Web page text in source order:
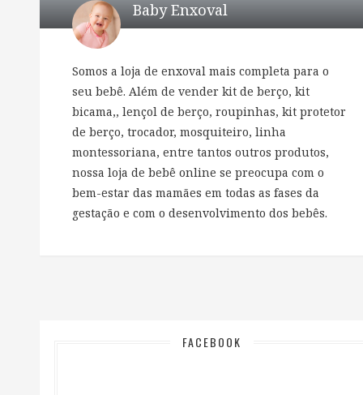
Baby Enxoval
Somos a loja de enxoval mais completa para o
seu bebê. Além de vender kit de berço, kit
bicama,, lençol de berço, roupinhas, kit protetor
de berço, trocador, mosquiteiro, linha
montessoriana, entre tantos outros produtos,
nossa loja de bebê online se preocupa com o
bem-estar das mamães em todas as fases da
gestação e com o desenvolvimento dos bebês.
FACEBOOK